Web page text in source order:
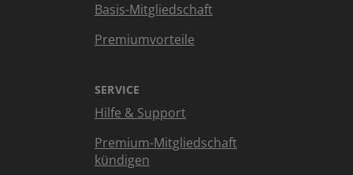
Basis-Mitgliedschaft
Premiumvorteile
SERVICE
Hilfe & Support
Premium-Mitgliedschaft
kündigen